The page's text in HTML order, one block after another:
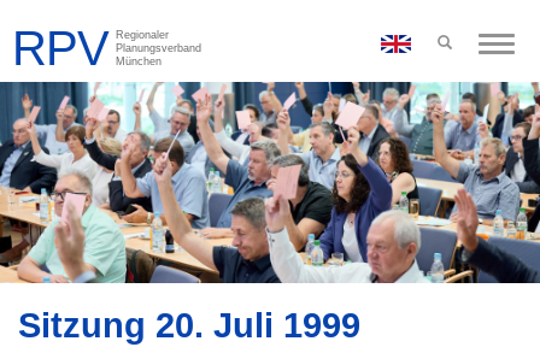
Toggle
Sitzung 20. Juli 1999